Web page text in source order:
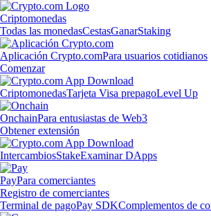
Criptomonedas
Todas las monedasCestasGanarStaking
Aplicación Crypto.comPara usuarios cotidianos
Comenzar
CriptomonedasTarjeta Visa prepagoLevel Up
OnchainPara entusiastas de Web3
Obtener extensión
IntercambiosStakeExaminar DApps
PayPara comerciantes
Registro de comerciantes
Terminal de pagoPay SDKComplementos de